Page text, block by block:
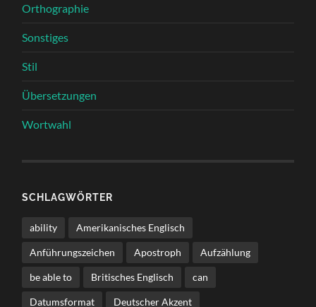
Orthographie
Sonstiges
Stil
Übersetzungen
Wortwahl
SCHLAGWÖRTER
ability Amerikanisches Englisch
Anführungszeichen Apostroph Aufzählung
be able to Britisches Englisch can
Datumsformat Deutscher Akzent